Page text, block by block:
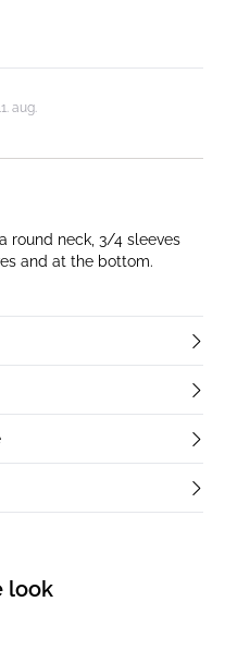
aug.
round neck, 3/4 sleeves
and at the bottom.
look